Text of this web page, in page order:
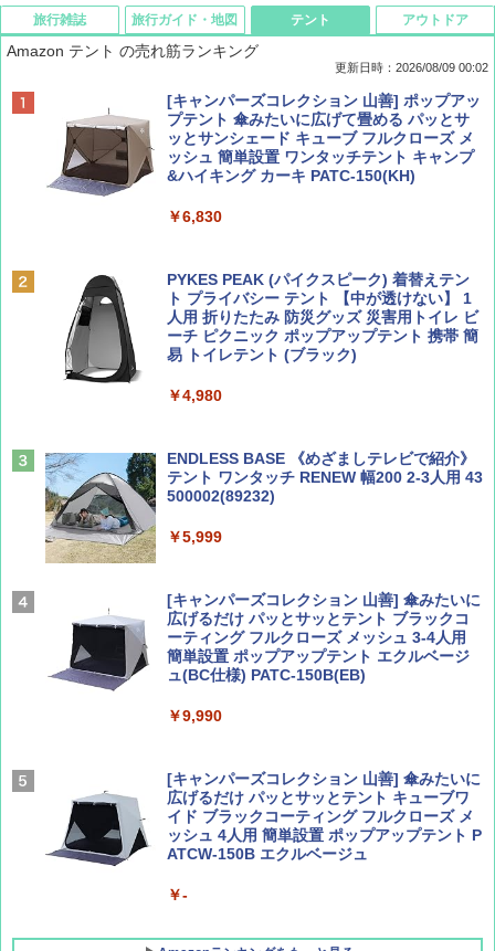
旅行雑誌
BE-PAL(ビ-パル) 2026年 9 月号【特別付録:
SOTO ミニマル"旅"財布 ランダム2種】
￥1,500
￥713
AIRLINE（エアライン）2026年9月号【特
集】ボーイング110周年を祝して！
￥1,760
旅行ガイド・地図
D40 地球の歩き方 チェンマイ タイ北部の魅
力的な町 2026～2027 地球の歩き方D アジア
￥2,079
￥2,695
球の歩き方A ヨーロッパ
ァキア 2026～2027 地球の歩き方A ヨーロッ
￥2,277
新しい日本地理 地図・統計・移動から読み
解く (講談社現代新書)
￥1,540
テント
Amazon テント の売れ筋ランキング
更新日時：2026/08/09 00:02
[キャンパーズコレクション 山善] ポップアッ
プテント 傘みたいに広げて畳める パッとサ
ッとサンシェード キューブ フルクローズ メ
ッシュ 簡単設置 ワンタッチテント キャンプ
&ハイキング カーキ PATC-150(KH)
￥6,830
PYKES PEAK (パイクスピーク) 着替えテン
ト プライバシー テント 【中が透けない】 1
人用 折りたたみ 防災グッズ 災害用トイレ ビ
ーチ ピクニック ポップアップテント 携帯 簡
易 トイレテント (ブラック)
￥4,980
ENDLESS BASE 《めざましテレビで紹介》
テント ワンタッチ RENEW 幅200 2-3人用 43
500002(89232)
￥5,999
[キャンパーズコレクション 山善] 傘みたいに
広げるだけ パッとサッとテント ブラックコ
ーティング フルクローズ メッシュ 3-4人用
簡単設置 ポップアップテント エクルベージ
ュ(BC仕様) PATC-150B(EB)
￥9,990
[キャンパーズコレクション 山善] 傘みたいに
広げるだけ パッとサッとテント キューブワ
イド ブラックコーティング フルクローズ メ
ッシュ 4人用 簡単設置 ポップアップテント P
ATCW-150B エクルベージュ
￥-
アウトドア